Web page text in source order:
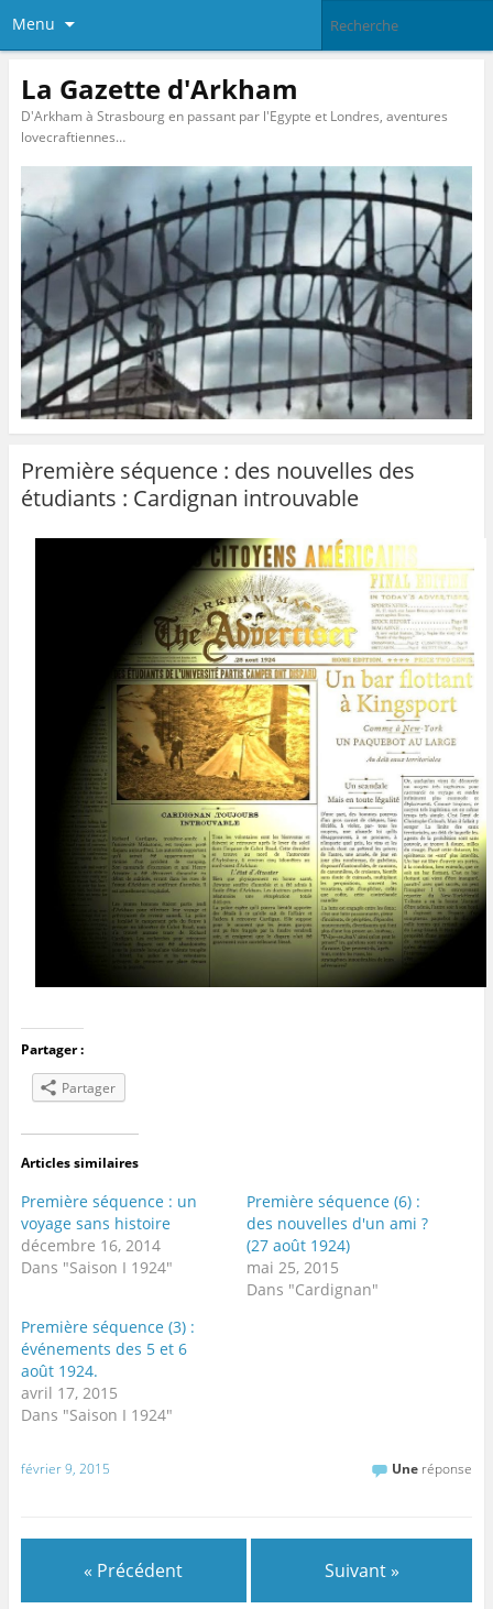
Menu
La Gazette d'Arkham
D'Arkham à Strasbourg en passant par l'Egypte et Londres, aventures
lovecraftiennes…
Première séquence : des nouvelles des
étudiants : Cardignan introuvable
Partager :
Partager
Articles similaires
Première séquence : un
voyage sans histoire
décembre 16, 2014
Dans "Saison I 1924"
Première séquence (6) :
des nouvelles d'un ami ?
(27 août 1924)
mai 25, 2015
Dans "Cardignan"
Première séquence (3) :
événements des 5 et 6
août 1924.
avril 17, 2015
Dans "Saison I 1924"
février 9, 2015 Une réponse
« Précédent Suivant »